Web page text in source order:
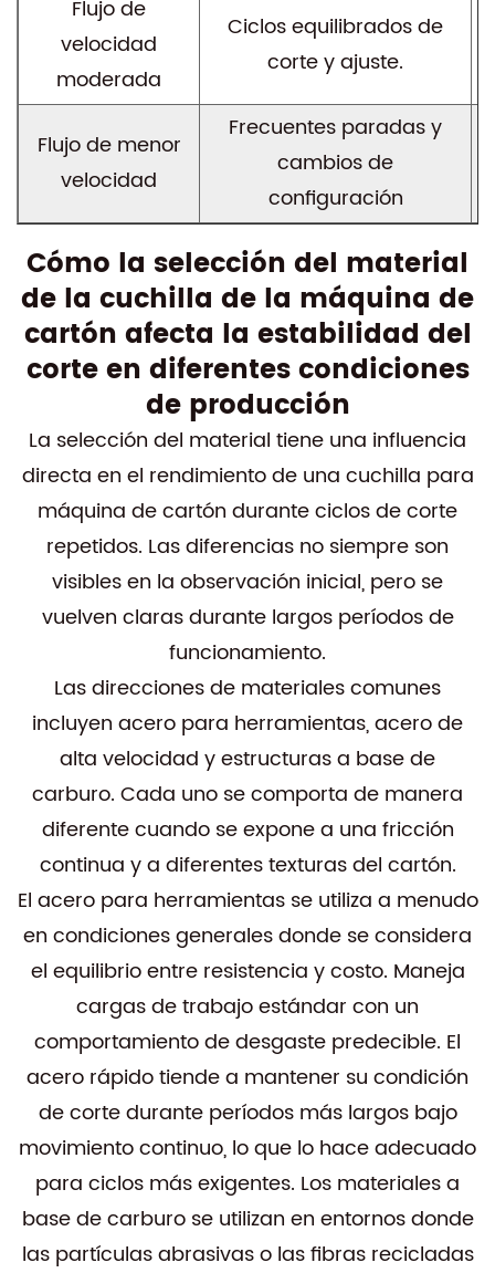
Flujo de
velocidad
moderada
Ciclos equilibrados de
corte y ajuste.
Flujo de menor
velocidad
Frecuentes paradas y
cambios de
configuración
Cómo la selección del material
de la cuchilla de la máquina de
cartón afecta la estabilidad del
corte en diferentes condiciones
de producción
La selección del material tiene una influencia
directa en el rendimiento de una cuchilla para
máquina de cartón durante ciclos de corte
repetidos. Las diferencias no siempre son
visibles en la observación inicial, pero se
vuelven claras durante largos períodos de
funcionamiento.
Las direcciones de materiales comunes
incluyen acero para herramientas, acero de
alta velocidad y estructuras a base de
carburo. Cada uno se comporta de manera
diferente cuando se expone a una fricción
continua y a diferentes texturas del cartón.
El acero para herramientas se utiliza a menudo
en condiciones generales donde se considera
el equilibrio entre resistencia y costo. Maneja
cargas de trabajo estándar con un
comportamiento de desgaste predecible. El
acero rápido tiende a mantener su condición
de corte durante períodos más largos bajo
movimiento continuo, lo que lo hace adecuado
para ciclos más exigentes. Los materiales a
base de carburo se utilizan en entornos donde
las partículas abrasivas o las fibras recicladas